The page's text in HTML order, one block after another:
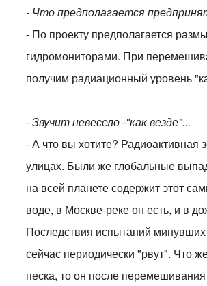
- Что предполагается
- По проекту предполагается
гидромониторами. При
получим радиационный уровень
- Звучит невесело -"как везде"...
- А что вы хотите? Радиоактивная
улицах. Были же глобальные
на всей планете содержит этот
воде, в Москве-реке он есть, и в
Последствия испытаний
сейчас периодически "рвут". Что
песка, то он после